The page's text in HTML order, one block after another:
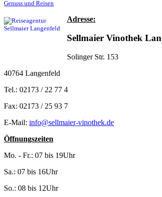
Genuss und Reisen
Adresse:
Sellmaier Vinothek
Solinger Str. 153
40764 Langenfeld
Tel.: 02173 / 22 77 4
Fax: 02173 / 25 93 7
E-Mail: info@sellmaier-vinothek.de
Öffnungszeiten
Mo. - Fr.: 07 bis 19Uhr
Sa.: 07 bis 16Uhr
So.: 08 bis 12Uhr